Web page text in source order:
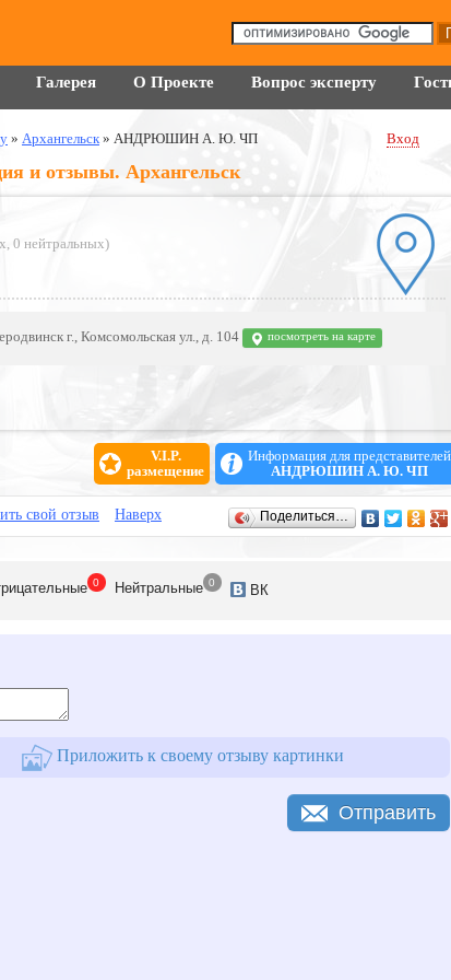
Галерея О Проекте Вопрос эксперту
» Архангельск» АНДРЮШИН А. Ю. ЧП Вход
отзывы. Архангельск
, 0 нейтральных)
г., Комсомольская ул., д. 104 посмотреть на карте
V.I.P.
размещение
Информация для представителей
АНДРЮШИН А. Ю. ЧП
свой отзыв Наверх Поделиться…
ельные 0 Нейтральные 0 ВК
Приложить к своему отзыву картинки
Отправить